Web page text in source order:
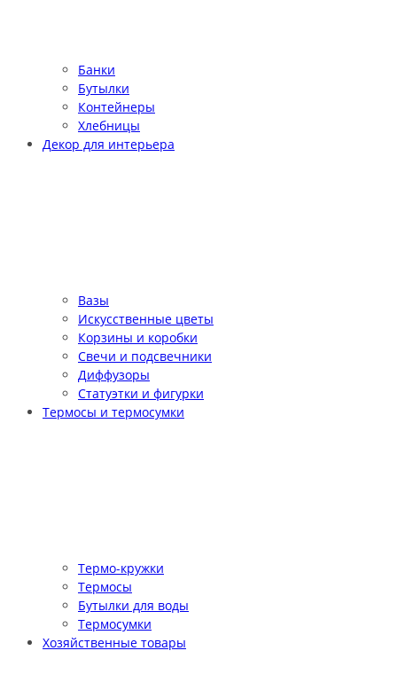
Банки
Бутылки
Контейнеры
Хлебницы
Декор для интерьера
Вазы
Искусственные цветы
Корзины и коробки
Свечи и подсвечники
Диффузоры
Статуэтки и фигурки
Термосы и термосумки
Термо-кружки
Термосы
Бутылки для воды
Термосумки
Хозяйственные товары